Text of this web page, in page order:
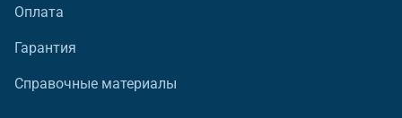
Оплата
Гарантия
Справочные материалы